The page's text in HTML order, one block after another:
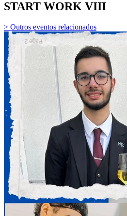
START WORK VIII
> Outros eventos relacionados